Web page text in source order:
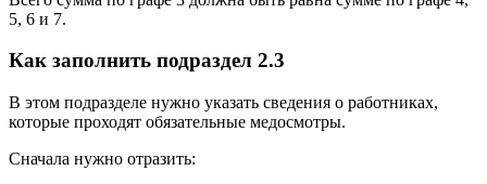
5, 6 и 7.
Как заполнить подраздел 2.3
В этом подразделе нужно указать сведения о работниках,
которые проходят обязательные медосмотры.
Сначала нужно отразить: